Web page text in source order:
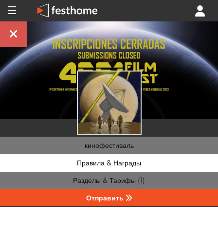
кинофестиваль
Правила & Награды
Разделы & Тарифы (1)
Отправить